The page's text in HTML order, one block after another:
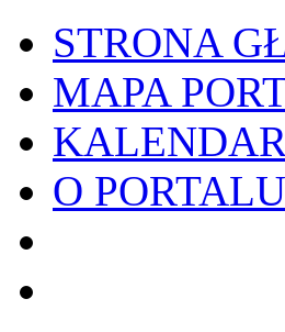
STRONA
MAPA
O PORTALU